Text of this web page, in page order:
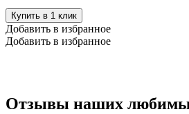
Купить в 1 клик
Добавить в избранное
Добавить в избранное
Отзывы наших